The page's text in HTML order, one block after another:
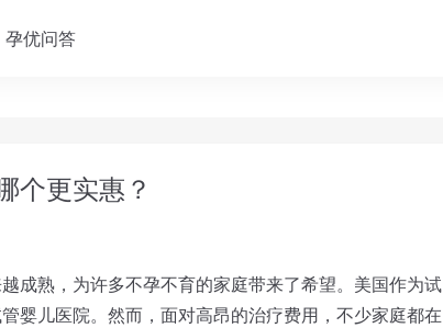
孕优问答
个更实惠？
熟，为许多不孕不育的家庭带来了希望。美国作为试
婴儿医院。然而，面对高昂的治疗费用，不少家庭都在